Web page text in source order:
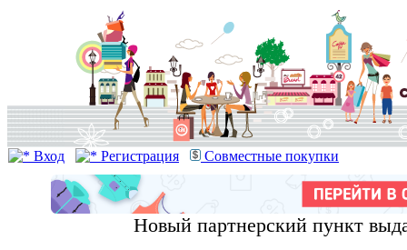
Вход Регистрация Совместные покупки
Новый партнерский пункт